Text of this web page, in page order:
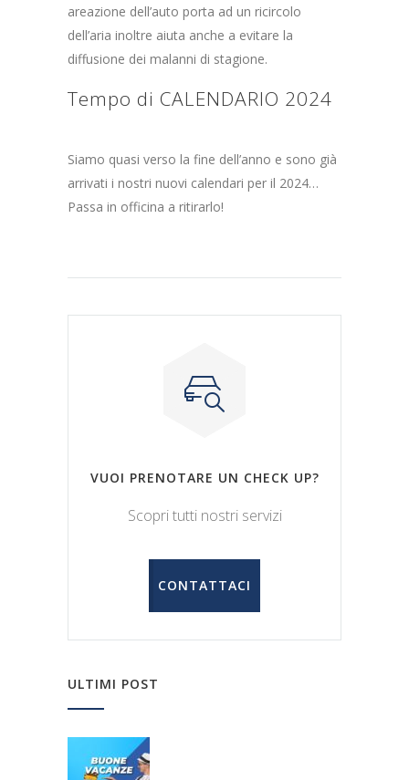
areazione dell’auto porta ad un ricircolo
dell’aria inoltre aiuta anche a evitare la
diffusione dei malanni di stagione.
Tempo di CALENDARIO 2024
Siamo quasi verso la fine dell’anno e sono già
arrivati i nostri nuovi calendari per il 2024…
Passa in officina a ritirarlo!
VUOI PRENOTARE UN CHECK UP?
Scopri tutti nostri servizi
CONTATTACI
ULTIMI POST